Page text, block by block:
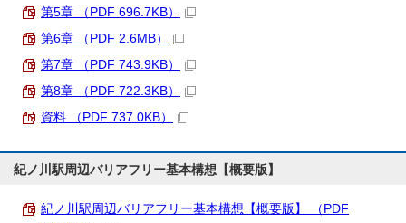
第5章 （PDF 696.7KB）
第6章 （PDF 2.6MB）
第7章 （PDF 743.9KB）
第8章 （PDF 722.3KB）
資料 （PDF 737.0KB）
紀ノ川駅周辺バリアフリー基本構想【概要版】
紀ノ川駅周辺バリアフリー基本構想【概要版】 （PDF